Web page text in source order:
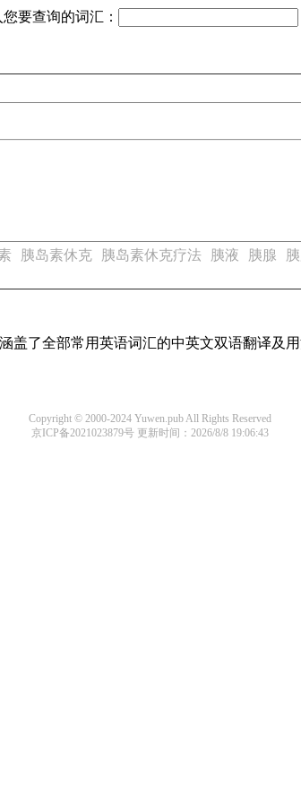
要查询的词汇：
胰岛素休克 胰岛素休克疗法 胰液 胰腺
了全部常用英语词汇的中英文双语翻译及
Copyright © 2000-2024 Yuwen.pub All Rights Reserved
京ICP备2021023879号更新时间：2026/8/8 19:06:43